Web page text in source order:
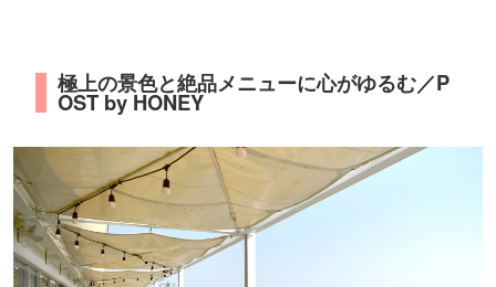
極上の景色と絶品メニューに心がゆるむ／P
OST by HONEY